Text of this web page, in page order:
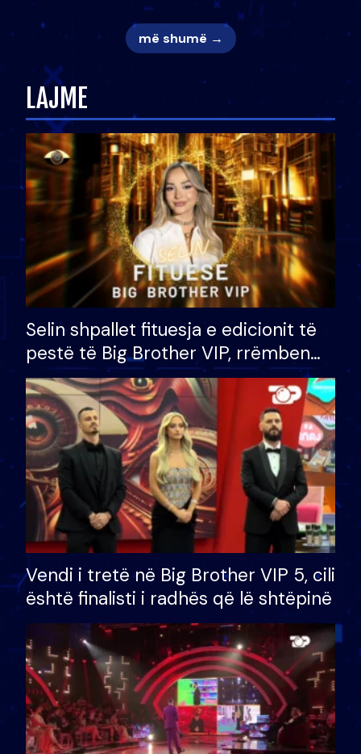
më shumë →
LAJME
Selin shpallet fituesja e edicionit të
pestë të Big Brother VIP, rrëmben
çmimin e madh prej 100 mijë eurosh
Vendi i tretë në Big Brother VIP 5, cili
është finalisti i radhës që lë shtëpinë